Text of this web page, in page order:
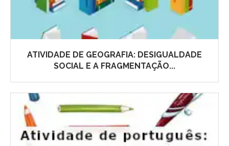
ATIVIDADE DE GEOGRAFIA: DESIGUALDADE
SOCIAL E A FRAGMENTAÇÃO...